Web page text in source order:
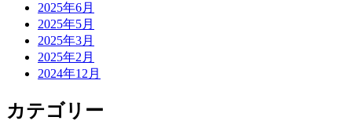
2025年6月
2025年5月
2025年3月
2025年2月
2024年12月
カテゴリー